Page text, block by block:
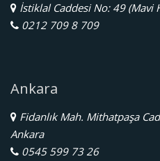
İstiklal Caddesi No: 49 (Mavi
0212 709 8 709
Ankara
Fidanlık Mah. Mithatpaşa
Ankara
0545 599 73 26